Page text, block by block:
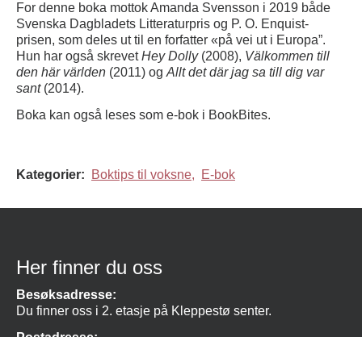
For denne boka mottok Amanda Svensson i 2019 både
Svenska Dagbladets Litteraturpris og P. O. Enquist-
prisen, som deles ut til en forfatter «på vei ut i Europa”.
Hun har også skrevetHey Dolly(2008), Välkommen till
den här världen (2011) og Allt det där jag sa till dig var
sant(2014).
Boka kan også leses som e-bok i BookBites.
Kategorier: Boktips til voksne, E-bok
Her finner du oss
Besøksadresse:
Du finner oss i 2. etasje på Kleppestø senter.